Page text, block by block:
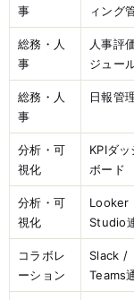
事
ィング
総務・人
事
人事評
ジュー
総務・人
事
日報管
分析・可
視化
KPIダッ
ボード
分析・可
視化
Looker
Studio
コラボレ
ーション
Slack /
Teams